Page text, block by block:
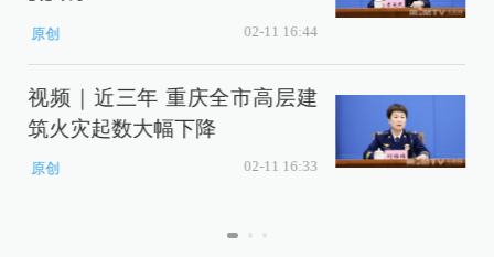
原创 02-11 16:44
视频｜近三年 重庆全市高层建
筑火灾起数大幅下降
原创 02-11 16:33